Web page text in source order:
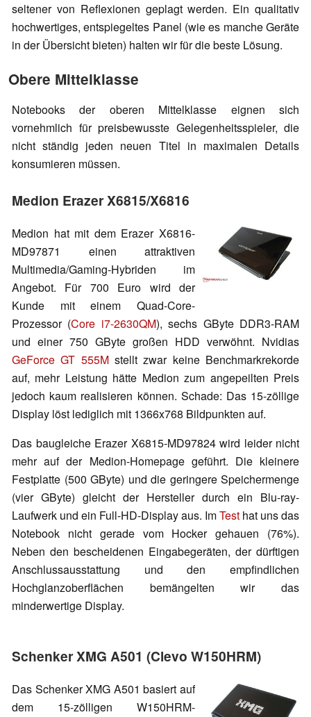
seltener von Reflexionen geplagt werden. Ein qualitativ
hochwertiges, entspiegeltes Panel (wie es manche Geräte
in der Übersicht bieten) halten wir für die beste Lösung.
Obere Mittelklasse
Notebooks der oberen Mittelklasse eignen sich
vornehmlich für preisbewusste Gelegenheitsspieler, die
nicht ständig jeden neuen Titel in maximalen Details
konsumieren müssen.
Medion Erazer X6815/X6816
Medion hat mit dem Erazer X6816-
MD97871 einen attraktiven
Multimedia/Gaming-Hybriden im
Angebot. Für 700 Euro wird der
Kunde mit einem Quad-Core-
Prozessor (Core i7-2630QM), sechs GByte DDR3-RAM
und einer 750 GByte großen HDD verwöhnt. Nvidias
GeForce GT 555Mstellt zwar keine Benchmarkrekorde
auf, mehr Leistung hätte Medion zum angepeilten Preis
jedoch kaum realisieren können. Schade: Das 15-zöllige
Display löst lediglich mit 1366x768 Bildpunkten auf.
Das baugleiche Erazer X6815-MD97824 wird leider nicht
mehr auf der Medion-Homepage geführt. Die kleinere
Festplatte (500 GByte) und die geringere Speichermenge
(vier GByte) gleicht der Hersteller durch ein Blu-ray-
Laufwerk und ein Full-HD-Display aus. ImTest hat uns das
Notebook nicht gerade vom Hocker gehauen (76%).
Neben den bescheidenen Eingabegeräten, der dürftigen
Anschlussausstattung und den empfindlichen
Hochglanzoberflächen bemängelten wir das
minderwertige Display.
Schenker XMG A501 (Clevo W150HRM)
Das Schenker XMG A501 basiert auf
dem 15-zölligen W150HRM-